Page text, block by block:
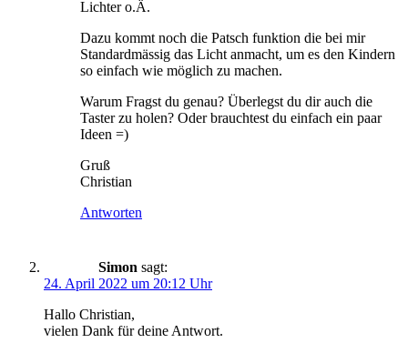
Lichter o.Ä.
Dazu kommt noch die Patsch funktion die bei mir
Standardmässig das Licht anmacht, um es den Kindern
so einfach wie möglich zu machen.
Warum Fragst du genau? Überlegst du dir auch die
Taster zu holen? Oder brauchtest du einfach ein paar
Ideen =)
Gruß
Christian
Antworten
Simon sagt:
24. April 2022 um 20:12 Uhr
Hallo Christian,
vielen Dank für deine Antwort.